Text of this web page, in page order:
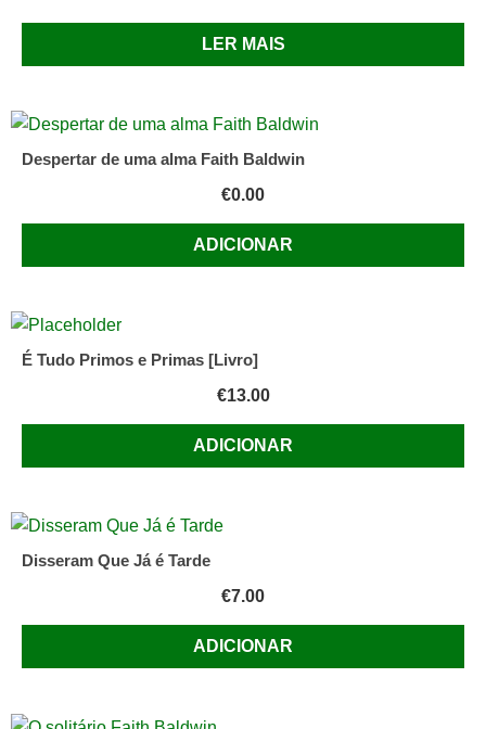
LER MAIS
Despertar de uma alma Faith Baldwin
€0.00
ADICIONAR
É Tudo Primos e Primas [Livro]
€13.00
ADICIONAR
Disseram Que Já é Tarde
€7.00
ADICIONAR